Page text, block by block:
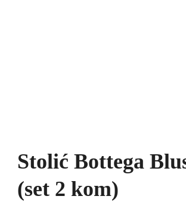
Stolić Bottega
(set 2 kom)